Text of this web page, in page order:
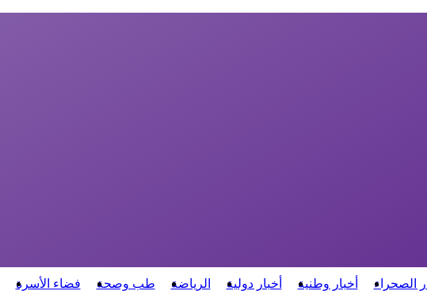
الصحراء أخبار وطنية أخبار دولية الرياضة طب وصحة فضاء الأسرة